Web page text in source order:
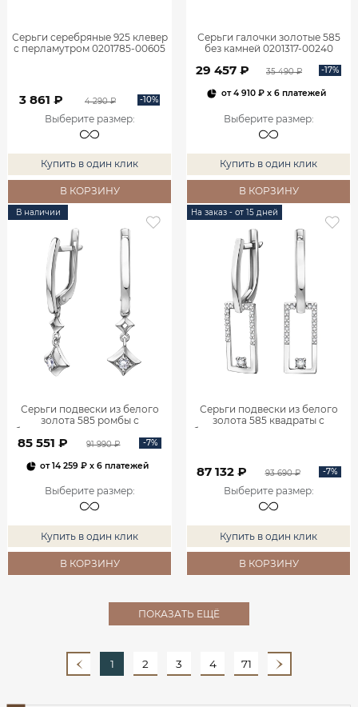
Серьги серебряные 925 клевер
с перламутром 0201785-00605
3 861 ₽ 4 290 ₽ -10%
Выберите размер:
Купить в один клик
В КОРЗИНУ
Серьги галочки золотые 585
без камней 0201317-00240
29 457 ₽ 35 490 ₽ -17%
от4 910 ₽x 6 платежей
Выберите размер:
Купить в один клик
В КОРЗИНУ
В наличии
Серьги подвески из белого
золота 585 ромбы с
бриллиантами 0201935-00002
85 551 ₽ 91 990 ₽ -7%
от14 259 ₽ x 6 платежей
Выберите размер:
Купить в один клик
В КОРЗИНУ
На заказ - от 15 дней
Серьги подвески из белого
золота 585 квадраты с
бриллиантами 0201940-00002
87 132 ₽ 93 690 ₽ -7%
Выберите размер:
Купить в один клик
В КОРЗИНУ
ПОКАЗАТЬ ЕЩЁ
1 2 3 4 71